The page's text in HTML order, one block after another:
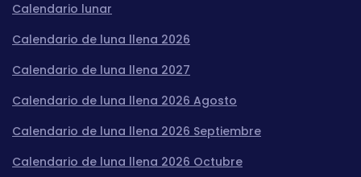
Calendario lunar
Calendario de luna llena 2026
Calendario de luna llena 2027
Calendario de luna llena 2026 Agosto
Calendario de luna llena 2026 Septiembre
Calendario de luna llena 2026 Octubre